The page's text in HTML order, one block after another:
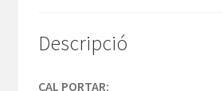
i
dels
Descripció
CAL PORTAR: